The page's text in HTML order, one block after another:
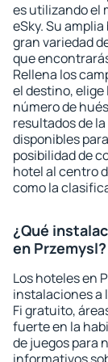
es utilizando el
eSky. Su
gran variedad
que
Rellena los
el destino, elige
número de
resultados de
disponibles
posibilidad de
hotel al centro
como la
¿Qué
en Przemysl?
Los hoteles en
instalaciones a
Fi gratuito,
fuerte en la
de juegos para